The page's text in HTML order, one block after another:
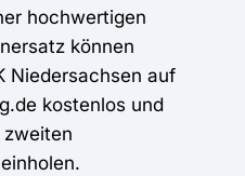
hochwertigen
können
Niedersachsen auf
kostenlos und